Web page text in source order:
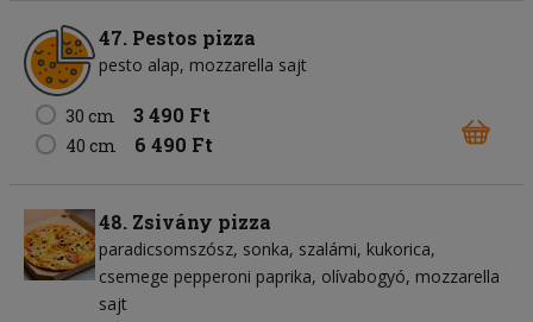
47. Pestos pizza
pesto alap mozzarella sajt
30 cm 3 490 Ft
40 cm 6 490 Ft
48. Zsivány pizza
paradicsomszósz sonka szalámi kukorica
csemege pepperoni paprika olívabogyó mozzarella
sajt